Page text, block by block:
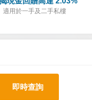
適用於一手及二手私樓
即時查詢